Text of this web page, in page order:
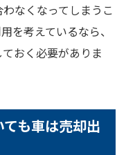
なくなってしまうこ
を考えているなら、
おく必要がありま
も車は売却出